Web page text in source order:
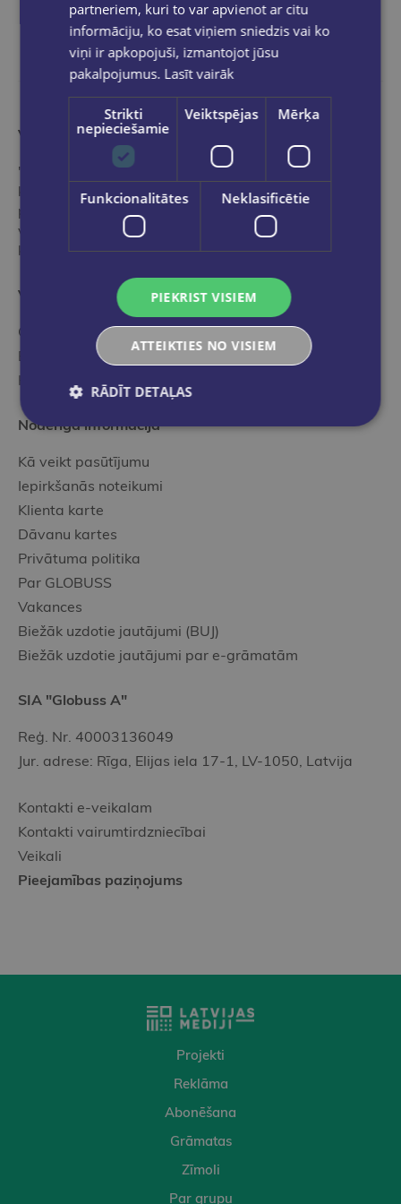
Vairāk nekā grāmatnīca
"Globuss" ir ideāla pieturvieta grāmatu pasaulē tiem,
kas vēlas iepazīties ar mūsu profesionālo,
pieredzējušo speciālistu izvēlētu - starptautisko un
vietējo izdevēju labāko un populārāko izdevumu
klāstu.
Veikala kategorijas
Grāmatu katalogs
E-grāmatu katalogs
Kancelejas preces
Noderīgā informācija
Kā veikt pasūtījumu
Iepirkšanās noteikumi
Klienta karte
Dāvanu kartes
Privātuma politika
Par GLOBUSS
Vakances
Biežāk uzdotie jautājumi (BUJ)
Biežāk uzdotie jautājumi par e-grāmatām
SIA "Globuss A"
Reģ. Nr. 40003136049
Jur. adrese: Rīga, Elijas iela 17-1, LV-1050, Latvija
Kontakti e-veikalam
Kontakti vairumtirdzniecībai
Veikali
Pieejamības paziņojums
Projekti
Reklāma
Abonēšana
Grāmatas
Zīmoli
Par grupu
partneriem, kuri to var apvienot ar citu
informāciju, ko esat viņiem sniedzis vai ko
viņi ir apkopojuši, izmantojot jūsu
pakalpojumus. Lasīt vairāk
Strikti
nepieciešamie
Veiktspējas Mērķa
Funkcionalitātes Neklasificētie
PIEKRIST VISIEM
ATTEIKTIES NO VISIEM
RĀDĪT DETAĻAS